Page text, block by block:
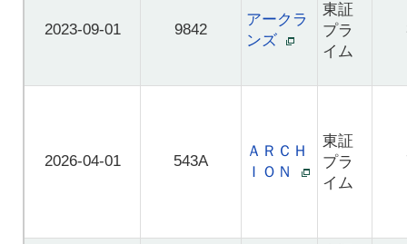
2023-09-01 9842
アークラ
ンズ
東証
プラ
イム
2026-04-01 543A
ＡＲＣＨ
ＩＯＮ
東証
プラ
イム